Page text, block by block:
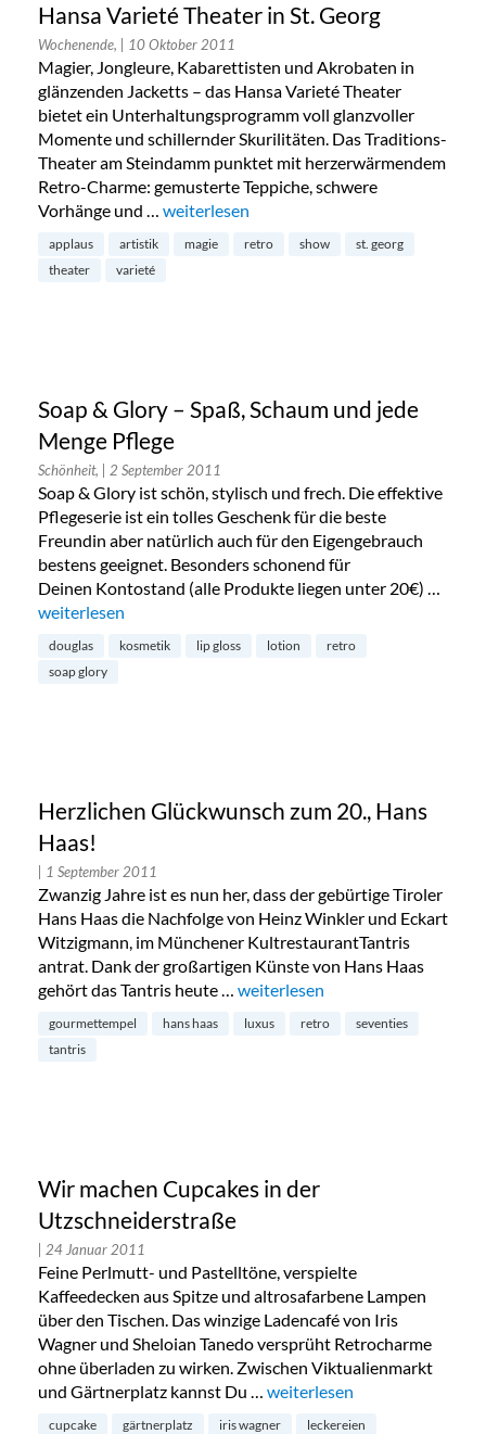
Hansa Varieté Theater in St. Georg
Wochenende, | 10 Oktober 2011
Magier, Jongleure, Kabarettisten und Akrobaten in
glänzenden Jacketts – das Hansa Varieté Theater
bietet ein Unterhaltungsprogramm voll glanzvoller
Momente und schillernder Skurilitäten. Das Traditions-
Theater am Steindamm punktet mit herzerwärmendem
Retro-Charme: gemusterte Teppiche, schwere
Vorhänge und … „Hansa Varieté Theater in St. Georg“
weiterlesen
applaus artistik magie retro show
st. georg
theater
varieté
Soap & Glory – Spaß, Schaum und jede
Menge Pflege
Schönheit, | 2 September 2011
Soap & Glory ist schön, stylisch und frech. Die effektive
Pflegeserie ist ein tolles Geschenk für die beste
Freundin aber natürlich auch für den Eigengebrauch
bestens geeignet. Besonders schonend für
Deinen Kontostand (alle Produkte liegen unter 20€) …
„Soap & Glory – Spaß, Schaum und jede Menge Pflege“
weiterlesen
douglas kosmetik lip gloss lotion
retro
soap glory
Herzlichen Glückwunsch zum 20., Hans
Haas!
| 1 September 2011
Zwanzig Jahre ist es nun her, dass der gebürtige Tiroler
Hans Haas die Nachfolge von Heinz Winkler und Eckart
Witzigmann, im Münchener KultrestaurantTantris
antrat. Dank der großartigen Künste von Hans Haas
gehört das Tantris heute … „Herzlichen Glückwunsch zum
weiterlesen
gourmettempel hans haas luxus retro
seventies
tantris
Wir machen Cupcakes in der
Utzschneiderstraße
| 24 Januar 2011
Feine Perlmutt- und Pastelltöne, verspielte
Kaffeedecken aus Spitze und altrosafarbene Lampen
über den Tischen. Das winzige Ladencafé von Iris
Wagner und Sheloian Tanedo versprüht Retrocharme
ohne überladen zu wirken. Zwischen Viktualienmarkt
und Gärtnerplatz kannst Du … „Wir machen Cupcakes in
weiterlesen
cupcake gärtnerplatz iris wagner leckereien